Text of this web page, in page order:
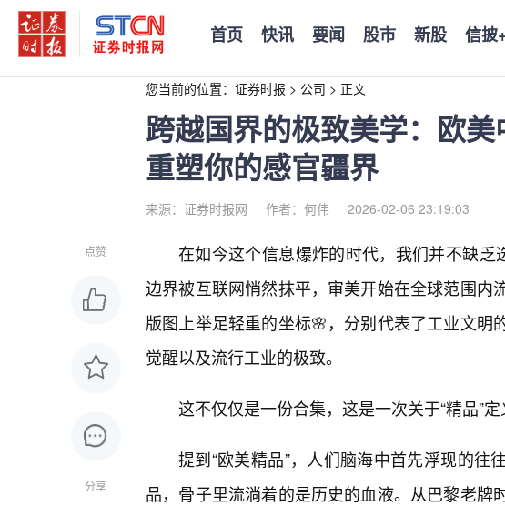
首页 快讯 要闻 股市 新股 信披
您当前的位置： 证券时报 > 公司 > 正文
跨越国界的极致美学：欧美
重塑你的感官疆界
来源：证券时报网 作者：何伟 2026-02-06 23:19:03
点赞
分享
在如今这个信息爆炸的时代，我们并不缺乏
边界被互联网悄然抹平，审美开始在全球范围内
版图上举足轻重的坐标🌸，分别代表了工业文明
觉醒以及流行工业的极致。
这不仅仅是一份合集，这是一次关于“精品”定
提到“欧美精品”，人们脑海中首先浮现的往
品，骨子里流淌着的是历史的血液。从巴黎老牌